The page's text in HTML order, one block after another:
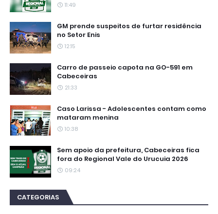
11:49
GM prende suspeitos de furtar residência
no Setor Enis
12:15
Carro de passeio capota na GO-591 em
Cabeceiras
21:33
Caso Larissa - Adolescentes contam como
mataram menina
10:38
Sem apoio da prefeitura, Cabeceiras fica
fora do Regional Vale do Urucuia 2026
09:24
CATEGORIAS